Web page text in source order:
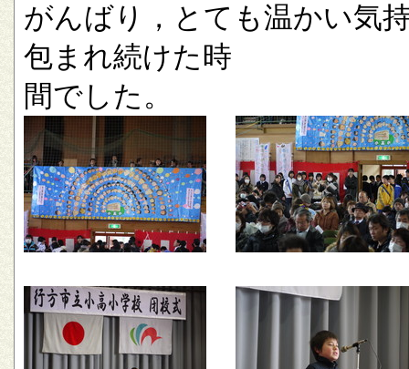
がんばり，とても温かい気
包まれ続けた時
間でした。